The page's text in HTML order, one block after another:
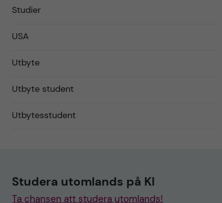
Studier
USA
Utbyte
Utbyte student
Utbytesstudent
Studera utomlands på KI
Ta chansen att studera utomlands!